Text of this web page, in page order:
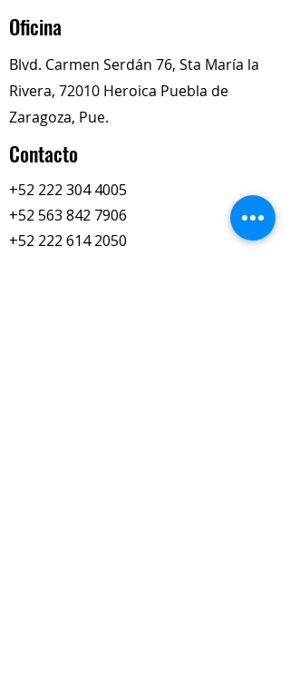
Construido con materiales
temperaturas elevadas,
asegurando durabilidad en
operación continua.
Oficina
Blvd. Carmen Serdán 76, Sta María la
Rivera, 72010 Heroica Puebla de
Zaragoza, Pue.
Contacto
+52 222 304 4005
+52 563 842 7906
+52 222 614 2050